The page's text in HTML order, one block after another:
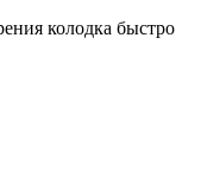
колодка быстро